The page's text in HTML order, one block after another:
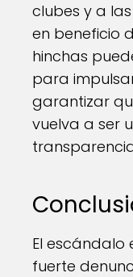
clubes y a
en beneficio
hinchas
para
garantizar
vuelva a ser
El escándalo
fuerte